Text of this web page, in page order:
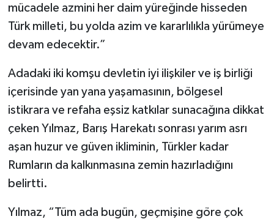
mücadele azmini her daim yüreğinde hisseden
Türk milleti, bu yolda azim ve kararlılıkla yürümeye
devam edecektir.”
Adadaki iki komşu devletin iyi ilişkiler ve iş birliği
içerisinde yan yana yaşamasının, bölgesel
istikrara ve refaha eşsiz katkılar sunacağına dikkat
çeken Yılmaz, Barış Harekatı sonrası yarım asrı
aşan huzur ve güven ikliminin, Türkler kadar
Rumların da kalkınmasına zemin hazırladığını
belirtti.
Yılmaz, “Tüm ada bugün, geçmişine göre çok